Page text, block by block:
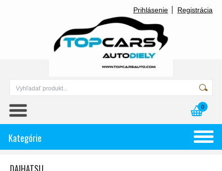
Prihlásenie Registrácia
0
Kategórie